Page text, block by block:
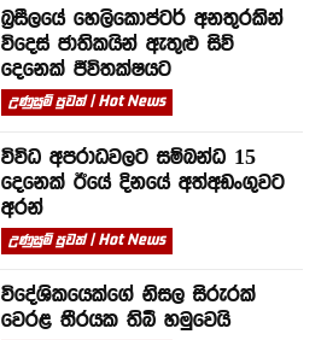
බ්‍රසීලයේ හෙලිකොප්ටර් අනතුරකින්
විදෙස් ජාතිකයින් ඇතුළු සිව්
දෙනෙක් ජීවිතක්ෂයට
උණුසුම් පුවත් | Hot News
විවිධ අපරාධවලට සම්බන්ධ 15
දෙනෙක් ඊයේ දිනයේ අත්අඩංගුවට
අරන්
උණුසුම් පුවත් | Hot News
විදේශිකයෙක්ගේ නිසල සිරුරක්
වෙරළ තීරයක තිබී හමුවෙයි